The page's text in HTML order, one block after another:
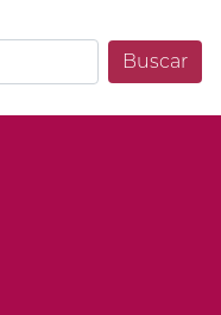
Buscar